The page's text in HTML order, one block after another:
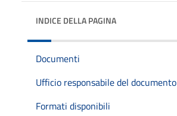
INDICE DELLA PAGINA
Documenti
Ufficio responsabile del documento
Formati disponibili